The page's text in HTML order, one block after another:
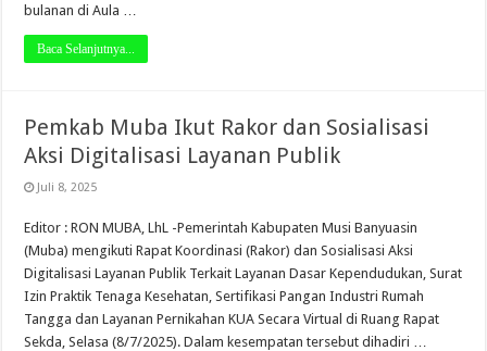
bulanan di Aula …
Baca Selanjutnya...
Pemkab Muba Ikut Rakor dan Sosialisasi
Aksi Digitalisasi Layanan Publik
Juli 8, 2025
Editor : RON MUBA, LhL -Pemerintah Kabupaten Musi Banyuasin
(Muba) mengikuti Rapat Koordinasi (Rakor) dan Sosialisasi Aksi
Digitalisasi Layanan Publik Terkait Layanan Dasar Kependudukan, Surat
Izin Praktik Tenaga Kesehatan, Sertifikasi Pangan Industri Rumah
Tangga dan Layanan Pernikahan KUA Secara Virtual di Ruang Rapat
Sekda, Selasa (8/7/2025). Dalam kesempatan tersebut dihadiri …